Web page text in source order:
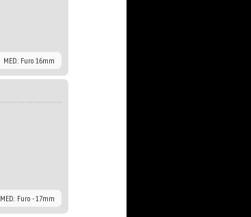
MED.: Furo 16mm
MED.: Furo - 17mm